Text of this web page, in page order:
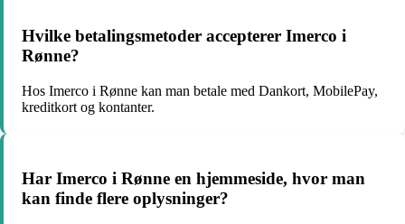
Hvilke betalingsmetoder accepterer Imerco i
Rønne?
Hos Imerco i Rønne kan man betale med Dankort, MobilePay,
kreditkort og kontanter.
Har Imerco i Rønne en hjemmeside, hvor man
kan finde flere oplysninger?